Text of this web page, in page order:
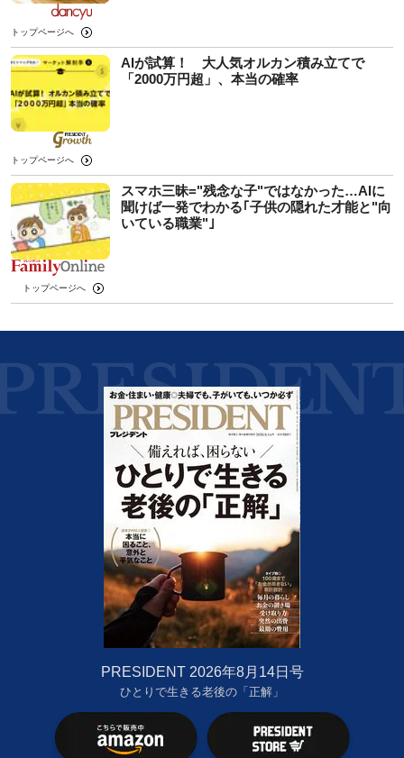
トップページへ
AIが試算！ 大人気オルカン積み立てで
「2000万円超」、本当の確率
トップページへ
スマホ三昧="残念な子"ではなかった…AIに
聞けば一発でわかる｢子供の隠れた才能と"向
いている職業"｣
トップページへ
PRESIDENT 2026年8月14日号
ひとりで生きる老後の「正解」